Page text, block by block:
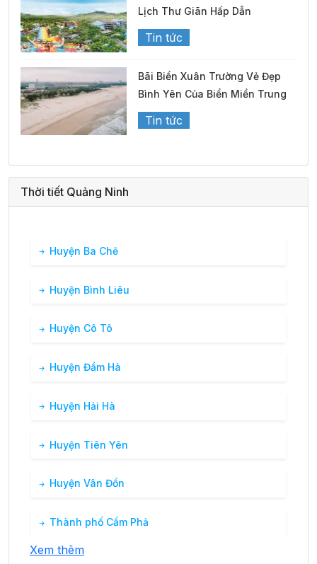
Lịch Thư Giãn Hấp Dẫn
Tin tức
Bãi Biển Xuân Trường Vẻ Đẹp
Bình Yên Của Biển Miền Trung
Tin tức
Thời tiết Quảng Ninh
Huyện Ba Chẽ
Huyện Bình Liêu
Huyện Cô Tô
Huyện Đầm Hà
Huyện Hải Hà
Huyện Tiên Yên
Huyện Vân Đồn
Thành phố Cẩm Phả
Xem thêm